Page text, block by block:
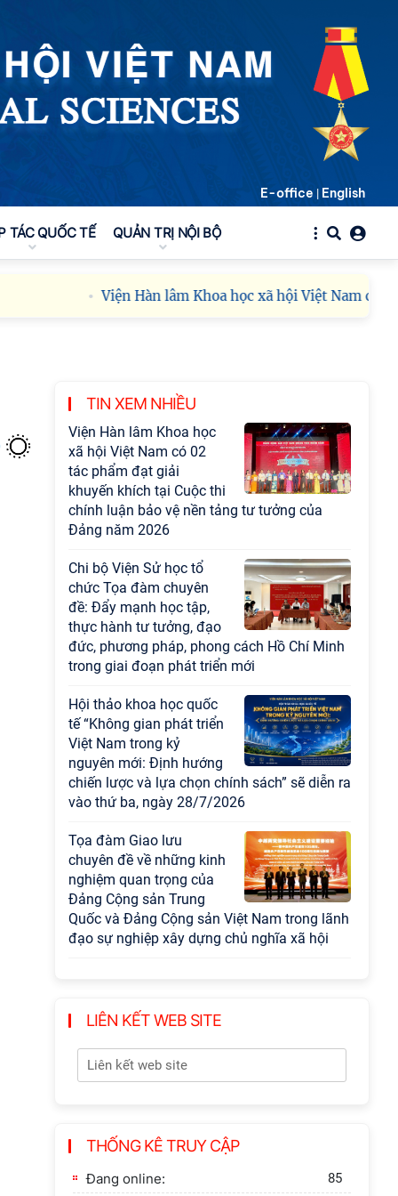
E-office | English
TÁC QUỐC TẾ QUẢN TRỊ NỘI BỘ
Viện Hàn lâm Khoa học xã hội Việt Nam công
TIN XEM NHIỀU
Viện Hàn lâm Khoa học
xã hội Việt Nam có 02
tác phẩm đạt giải
khuyến khích tại Cuộc thi
chính luận bảo vệ nền tảng tư tưởng của
Đảng năm 2026
Chi bộ Viện Sử học tổ
chức Tọa đàm chuyên
đề: Đẩy mạnh học tập,
thực hành tư tưởng, đạo
đức, phương pháp, phong cách Hồ Chí Minh
trong giai đoạn phát triển mới
Hội thảo khoa học quốc
tế “Không gian phát triển
Việt Nam trong kỷ
nguyên mới: Định hướng
chiến lược và lựa chọn chính sách” sẽ diễn ra
vào thứ ba, ngày 28/7/2026
Tọa đàm Giao lưu
chuyên đề về những kinh
nghiệm quan trọng của
Đảng Cộng sản Trung
Quốc và Đảng Cộng sản Việt Nam trong lãnh
đạo sự nghiệp xây dựng chủ nghĩa xã hội
Việt Nam làm việc với
Chương trình khoa học và công nghệ trọng
điểm cấp Bộ
tế Việt Nam 6 tháng đầu
năm 2026: Thách thức,
động lực và triển vọng
phát triển"
LIÊN KẾT WEB SITE
THỐNG KÊ TRUY CẬP
Đang online: 85